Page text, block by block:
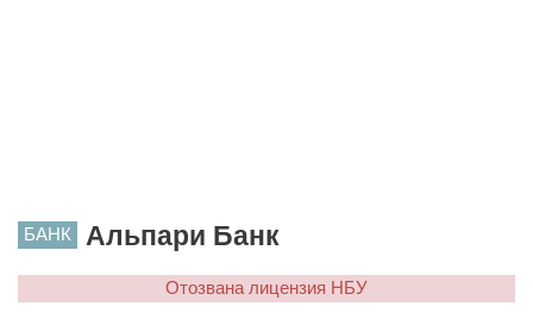
БАНК Альпари Банк
Отозвана лицензия НБУ